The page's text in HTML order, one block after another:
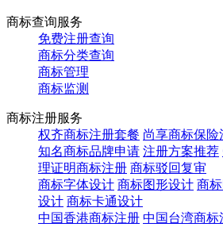
商标查询服务
免费注册查询
商标分类查询
商标管理
商标监测
商标注册服务
权齐商标注册套餐 尚享商标保险
知名商标品牌申请 注册方案推荐
理证明商标注册 商标驳回复审
商标字体设计 商标图形设计 商
设计 商标卡通设计
中国香港商标注册 中国台湾商标